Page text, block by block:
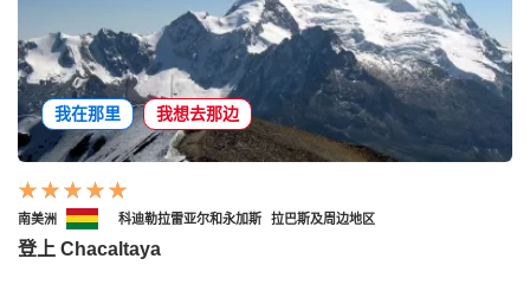
我在那里 我想去那边
南美洲 科迪勒拉雷亚尔和永加斯 拉巴斯及周边地区
登上 Chacaltaya